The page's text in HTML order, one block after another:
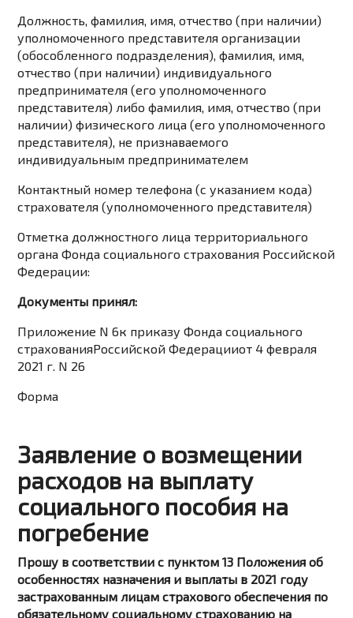
Должность, фамилия, имя, отчество (при наличии)
уполномоченного представителя организации
(обособленного подразделения), фамилия, имя,
отчество (при наличии) индивидуального
предпринимателя (его уполномоченного
представителя) либо фамилия, имя, отчество (при
наличии) физического лица (его уполномоченного
представителя), не признаваемого
индивидуальным предпринимателем
Контактный номер телефона (с указанием кода)
страхователя (уполномоченного представителя)
Отметка должностного лица территориального
органа Фонда социального страхования Российской
Федерации:
Документы принял:
Приложение N 6к приказу Фонда социального
страхованияРоссийской Федерацииот 4 февраля
2021 г. N 26
Форма
Заявление о возмещении
расходов на выплату
социального пособия на
погребение
Прошу в соответствии с пунктом 13 Положения об
особенностях назначения и выплаты в 2021 году
застрахованным лицам страхового обеспечения по
обязательному социальному страхованию на